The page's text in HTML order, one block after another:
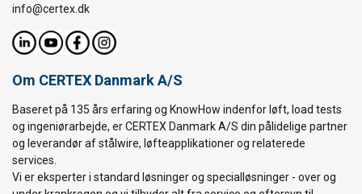
info@certex.dk
Om CERTEX Danmark A/S
Baseret på 135 års erfaring og KnowHow indenfor løft, load tests
og ingeniørarbejde, er CERTEX Danmark A/S din pålidelige partner
og leverandør af stålwire, løfteapplikationer og relaterede
services.
Vi er eksperter i standard løsninger og specialløsninger - over og